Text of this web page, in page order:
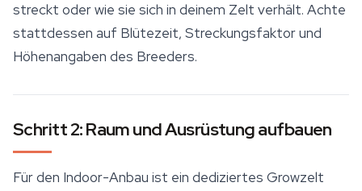
streckt oder wie sie sich in deinem Zelt verhält. Achte
stattdessen auf Blütezeit, Streckungsfaktor und
Höhenangaben des Breeders.
Schritt 2: Raum und Ausrüstung aufbauen
Für den Indoor-Anbau ist ein dediziertes Growzelt